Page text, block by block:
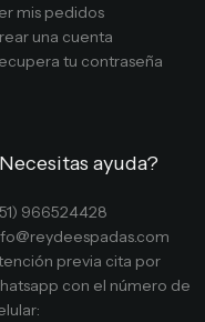
mis pedidos
una cuenta
tu contraseña
ayuda?
966524428
previa cita por
con el número de